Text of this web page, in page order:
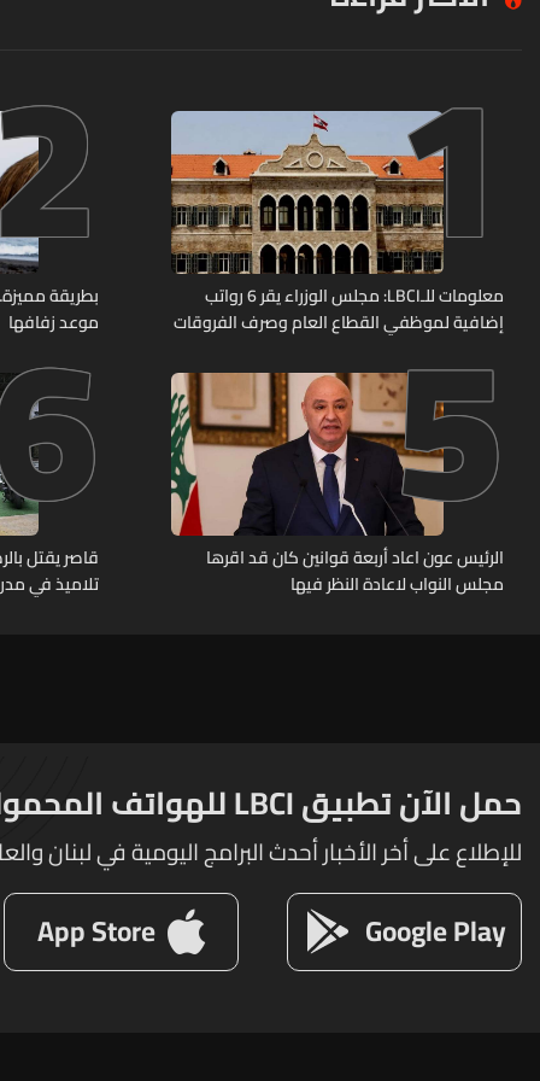
1
معلومات للـLBCI: مجلس الوزراء يقر 6 رواتب
إضافية لموظفي القطاع العام وصرف الفروقات
بطريقة
موعد زفافها
5
الرئيس عون اعاد أربعة قوانين كان قد اقرها
مجلس النواب لاعادة النظر فيها
قاصر يقتل
تلاميذ في
حمل الآن تطبيق LBCI للهواتف المحمولة
للإطلاع على أخر الأخبار أحدث البرامج اليومية في لبنان
Google Play
App Store